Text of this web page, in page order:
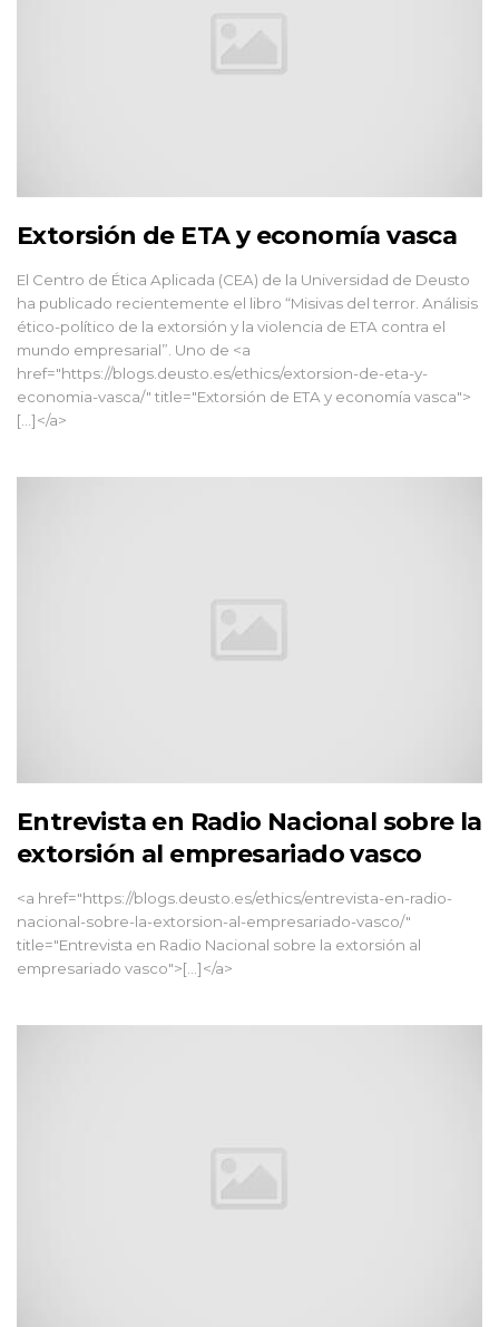
Extorsión de ETA y economía vasca
El Centro de Ética Aplicada (CEA) de la Universidad de Deusto
ha publicado recientemente el libro “Misivas del terror. Análisis
ético-político de la extorsión y la violencia de ETA contra el
mundo empresarial”. Uno de <a
href="https://blogs.deusto.es/ethics/extorsion-de-eta-y-
economia-vasca/" title="Extorsión de ETA y economía vasca">
[...]</a>
Entrevista en Radio Nacional sobre la
extorsión al empresariado vasco
<a href="https://blogs.deusto.es/ethics/entrevista-en-radio-
nacional-sobre-la-extorsion-al-empresariado-vasco/"
title="Entrevista en Radio Nacional sobre la extorsión al
empresariado vasco">[...]</a>